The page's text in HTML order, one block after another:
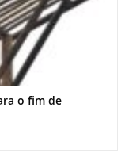
o fim de